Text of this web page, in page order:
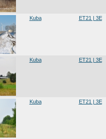
Kuba ET21 | 3E
Kuba ET21 | 3E
Kuba ET21 | 3E